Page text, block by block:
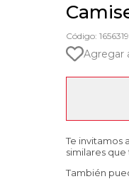
Código:
Agregar
Te invitamos
similares
También